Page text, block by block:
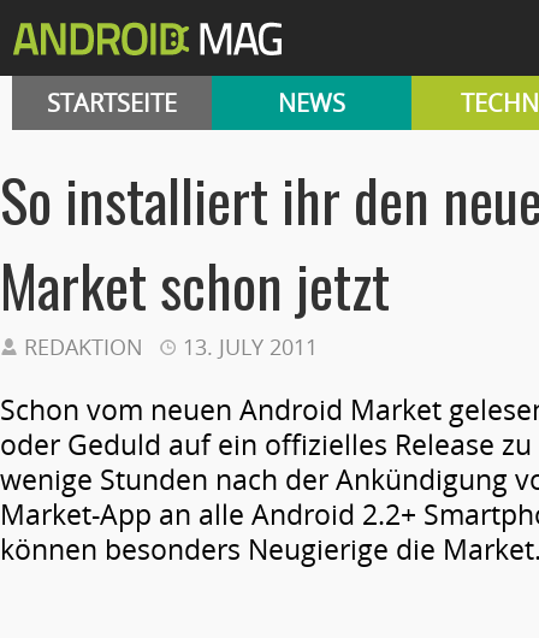
STARTSEITE NEWS
So installiert ihr den
Market schon jetzt
REDAKTION 13. JULY 2011
Schon vom neuen Android Market
oder Geduld auf ein offizielles Release
wenige Stunden nach der Ankündigung
Market-App an alle Android 2.2+
können besonders Neugierige die